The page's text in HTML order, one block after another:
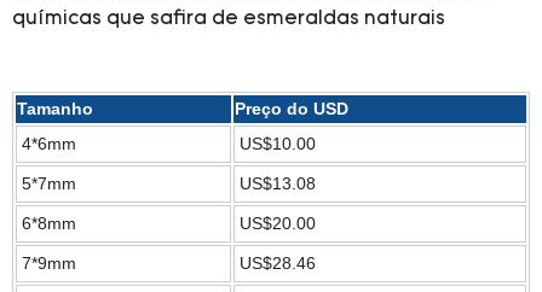
químicas que safira de esmeraldas naturais
Tamanho
Preço do USD
4*6mm
US$10.00
5*7mm US$13.08
6*8mm US$20.00
7*9mm US$28.46